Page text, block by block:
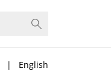
| English